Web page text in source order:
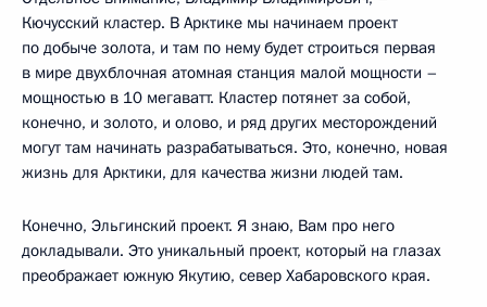
Кючусский кластер. В Арктике мы начинаем проект
по добыче золота, и там по нему будет строиться первая
в мире двухблочная атомная станция малой мощности –
мощностью в 10 мегаватт. Кластер потянет за собой,
конечно, и золото, и олово, и ряд других месторождений
могут там начинать разрабатываться. Это, конечно, новая
жизнь для Арктики, для качества жизни людей там.
Конечно, Эльгинский проект. Я знаю, Вам про него
докладывали. Это уникальный проект, который на глазах
преображает южную Якутию, север Хабаровского края.